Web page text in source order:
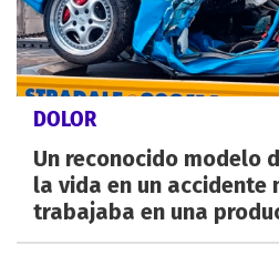
DOLOR
Un reconocido modelo
la vida en un accidente
trabajaba en una